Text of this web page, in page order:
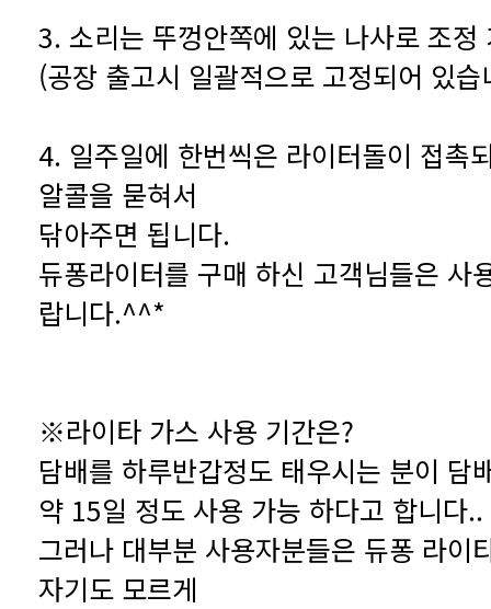
3. 소리는 뚜껑안쪽에 있는 나사로 조정
(공장 출고시 일괄적으로 고정되어 있
알콜을 묻혀서
닦아주면 됩니다.
랍니다.^^*
※라이타 가스 사용 기간은?
담배를 하루반갑정도 태우시는 분이 담
약 15일 정도 사용 가능 하다고 합니다..
자기도 모르게